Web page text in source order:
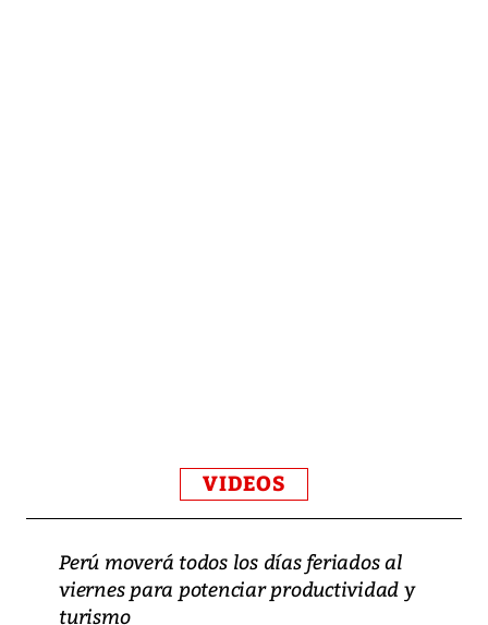
VIDEOS
Perú moverá todos los días feriados al
viernes para potenciar productividad y
turismo